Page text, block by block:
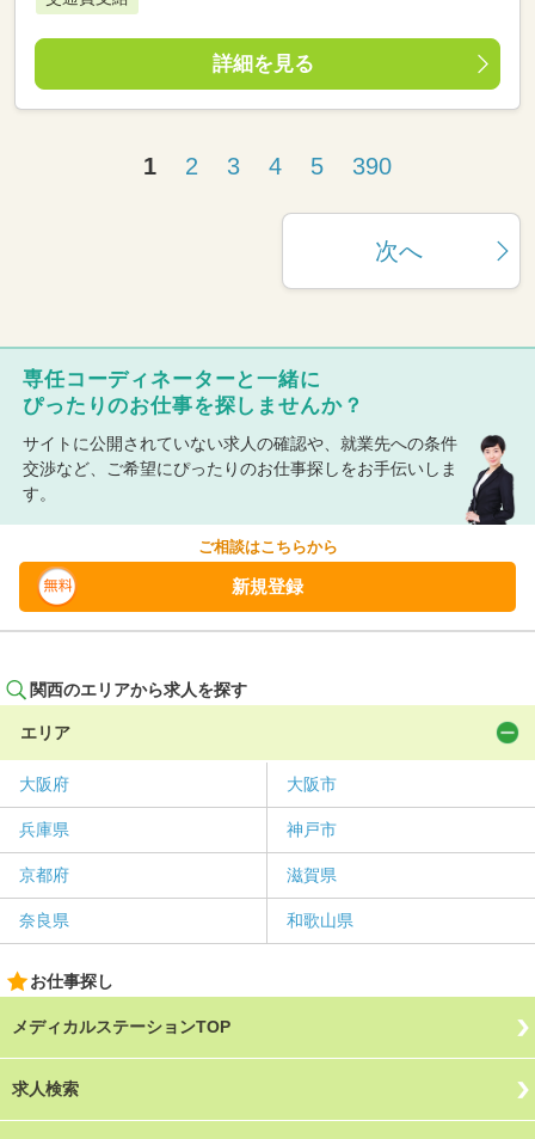
詳細を見る
1 2 3 4 5 390
次へ
専任コーディネーターと一緒に
ぴったりのお仕事を探しませんか？
サイトに公開されていない求人の確認や、就業先への条件
交渉など、ご希望にぴったりのお仕事探しをお手伝いしま
す。
ご相談はこちらから
新規登録
関西のエリアから求人を探す
エリア
大阪府 大阪市
兵庫県 神戸市
京都府 滋賀県
奈良県 和歌山県
お仕事探し
メディカルステーションTOP
求人検索